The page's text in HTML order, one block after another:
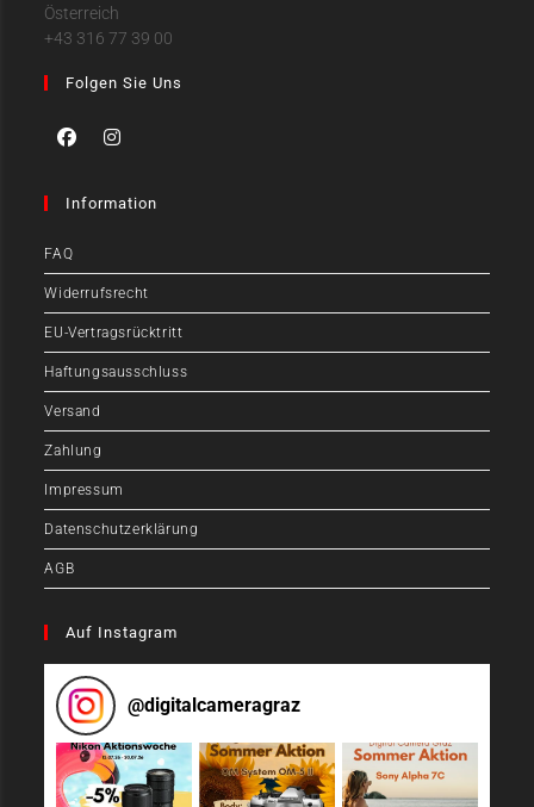
Österreich
+43 316 77 39 00
Folgen Sie Uns
Information
FAQ
Widerrufsrecht
EU-Vertragsrücktritt
Haftungsausschluss
Versand
Zahlung
Impressum
Datenschutzerklärung
AGB
Auf Instagram
@digitalcameragraz